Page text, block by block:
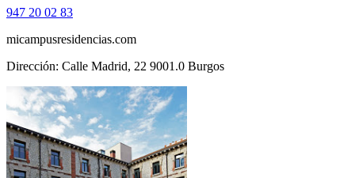
947 20 02 83
micampusresidencias.com
Dirección: Calle Madrid, 22 9001.0 Burgos